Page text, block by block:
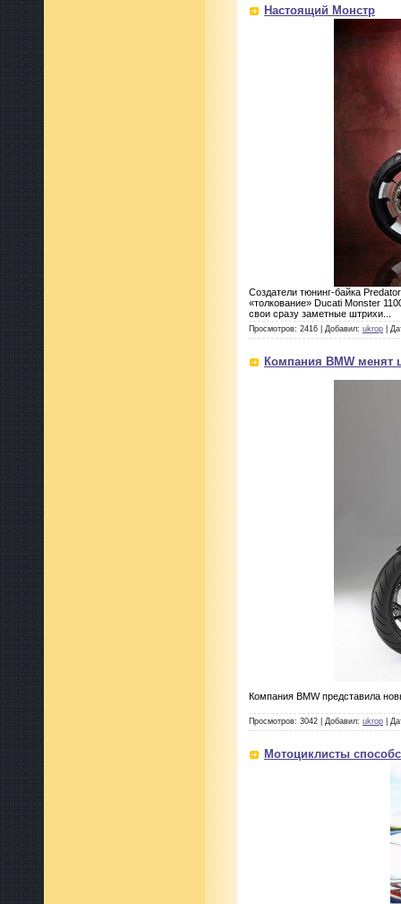
Настоящий Монстр
Создатели тюнинг-байка
«толкование» Ducati Monster
свои сразу заметные штрихи...
Просмотров: 2416 | Добавил: ukrop |
Компания BMW менят
Компания BMW представила
Просмотров: 3042 | Добавил: ukrop |
Мотоциклисты